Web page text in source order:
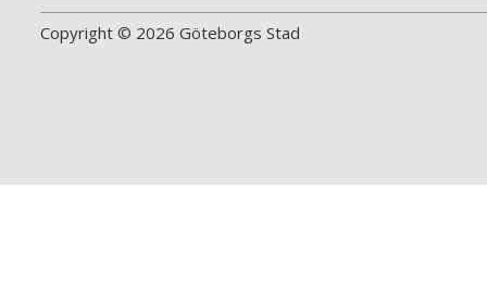
Copyright © 2026 Göteborgs Stad